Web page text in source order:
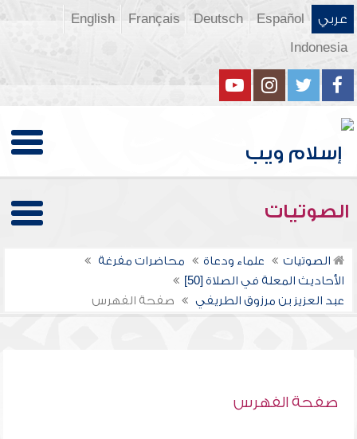
عربي Español
Deutsch
Français
English
Indonesia
الصوتيات
الصوتيات علماء ودعاة
محاضرات مفرغة
الأحاديث المعلة في الصلاة [50]
عبد العزيز بن مرزوق الطريفي
صفحة الفهرس
صفحة الفهرس